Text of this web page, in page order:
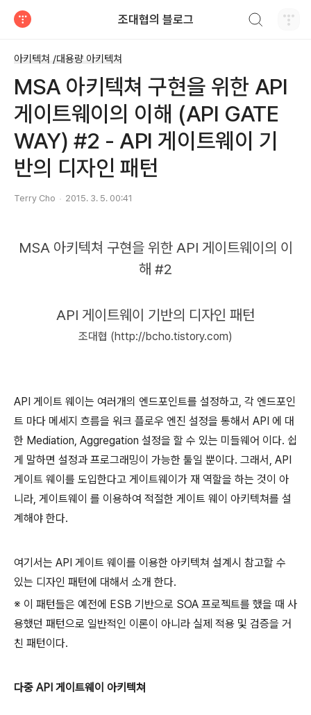
조대협의 블로그
아키텍쳐 /대용량 아키텍쳐
MSA 아키텍쳐 구현을 위한 API
게이트웨이의 이해 (API GATE
WAY) #2 - API 게이트웨이 기
반의 디자인 패턴
Terry Cho 2015. 3. 5. 00:41
MSA 아키텍쳐 구현을 위한 API 게이트웨이의 이
해 #2
API 게이트웨이 기반의 디자인 패턴
조대협 (http://bcho.tistory.com)
API 게이트 웨이는 여러개의 엔드포인트를 설정하고, 각 엔드포인
트 마다 메세지 흐름을 워크 플로우 엔진 설정을 통해서 API 에 대
한 Mediation, Aggregation 설정을 할 수 있는 미들웨어 이다. 쉽
게 말하면 설정과 프로그래밍이 가능한 툴일 뿐이다. 그래서, API
게이트 웨이를 도입한다고 게이트웨이가 재 역할을 하는 것이 아
니라, 게이트웨이 를 이용하여 적절한 게이트 웨이 아키텍쳐를 설
계해야 한다.
여기서는 API 게이트 웨이를 이용한 아키텍쳐 설계시 참고할 수
있는 디자인 패턴에 대해서 소개 한다.
※ 이 패턴들은 예전에 ESB 기반으로 SOA 프로젝트를 했을 때 사
용했던 패턴으로 일반적인 이론이 아니라 실제 적용 및 검증을 거
친 패턴이다.
다중 API 게이트웨이 아키텍쳐